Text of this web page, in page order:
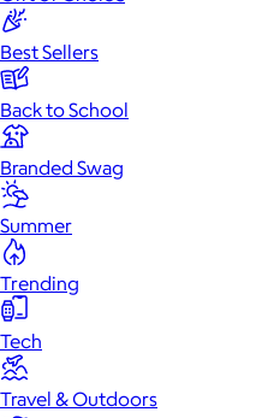
Best Sellers
Back to School
Branded Swag
Summer
Trending
Tech
Travel & Outdoors